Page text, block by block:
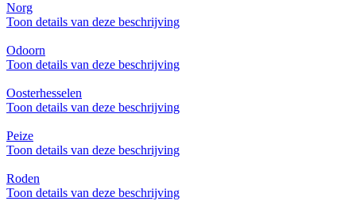
Norg
Toon details van deze beschrijving
Odoorn
Toon details van deze beschrijving
Oosterhesselen
Toon details van deze beschrijving
Peize
Toon details van deze beschrijving
Roden
Toon details van deze beschrijving